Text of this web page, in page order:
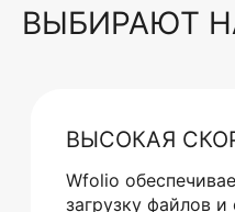
ВЫБИРАЮТ
ВЫСОКАЯ
Wfolio
загрузку файлов и